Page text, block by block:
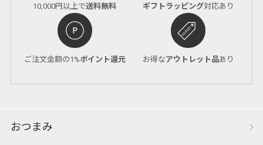
10,000円以上で送料無料 ギフトラッピング対応あり
ご注文金額の1%ポイント還元 お得なアウトレット品あり
おつまみ